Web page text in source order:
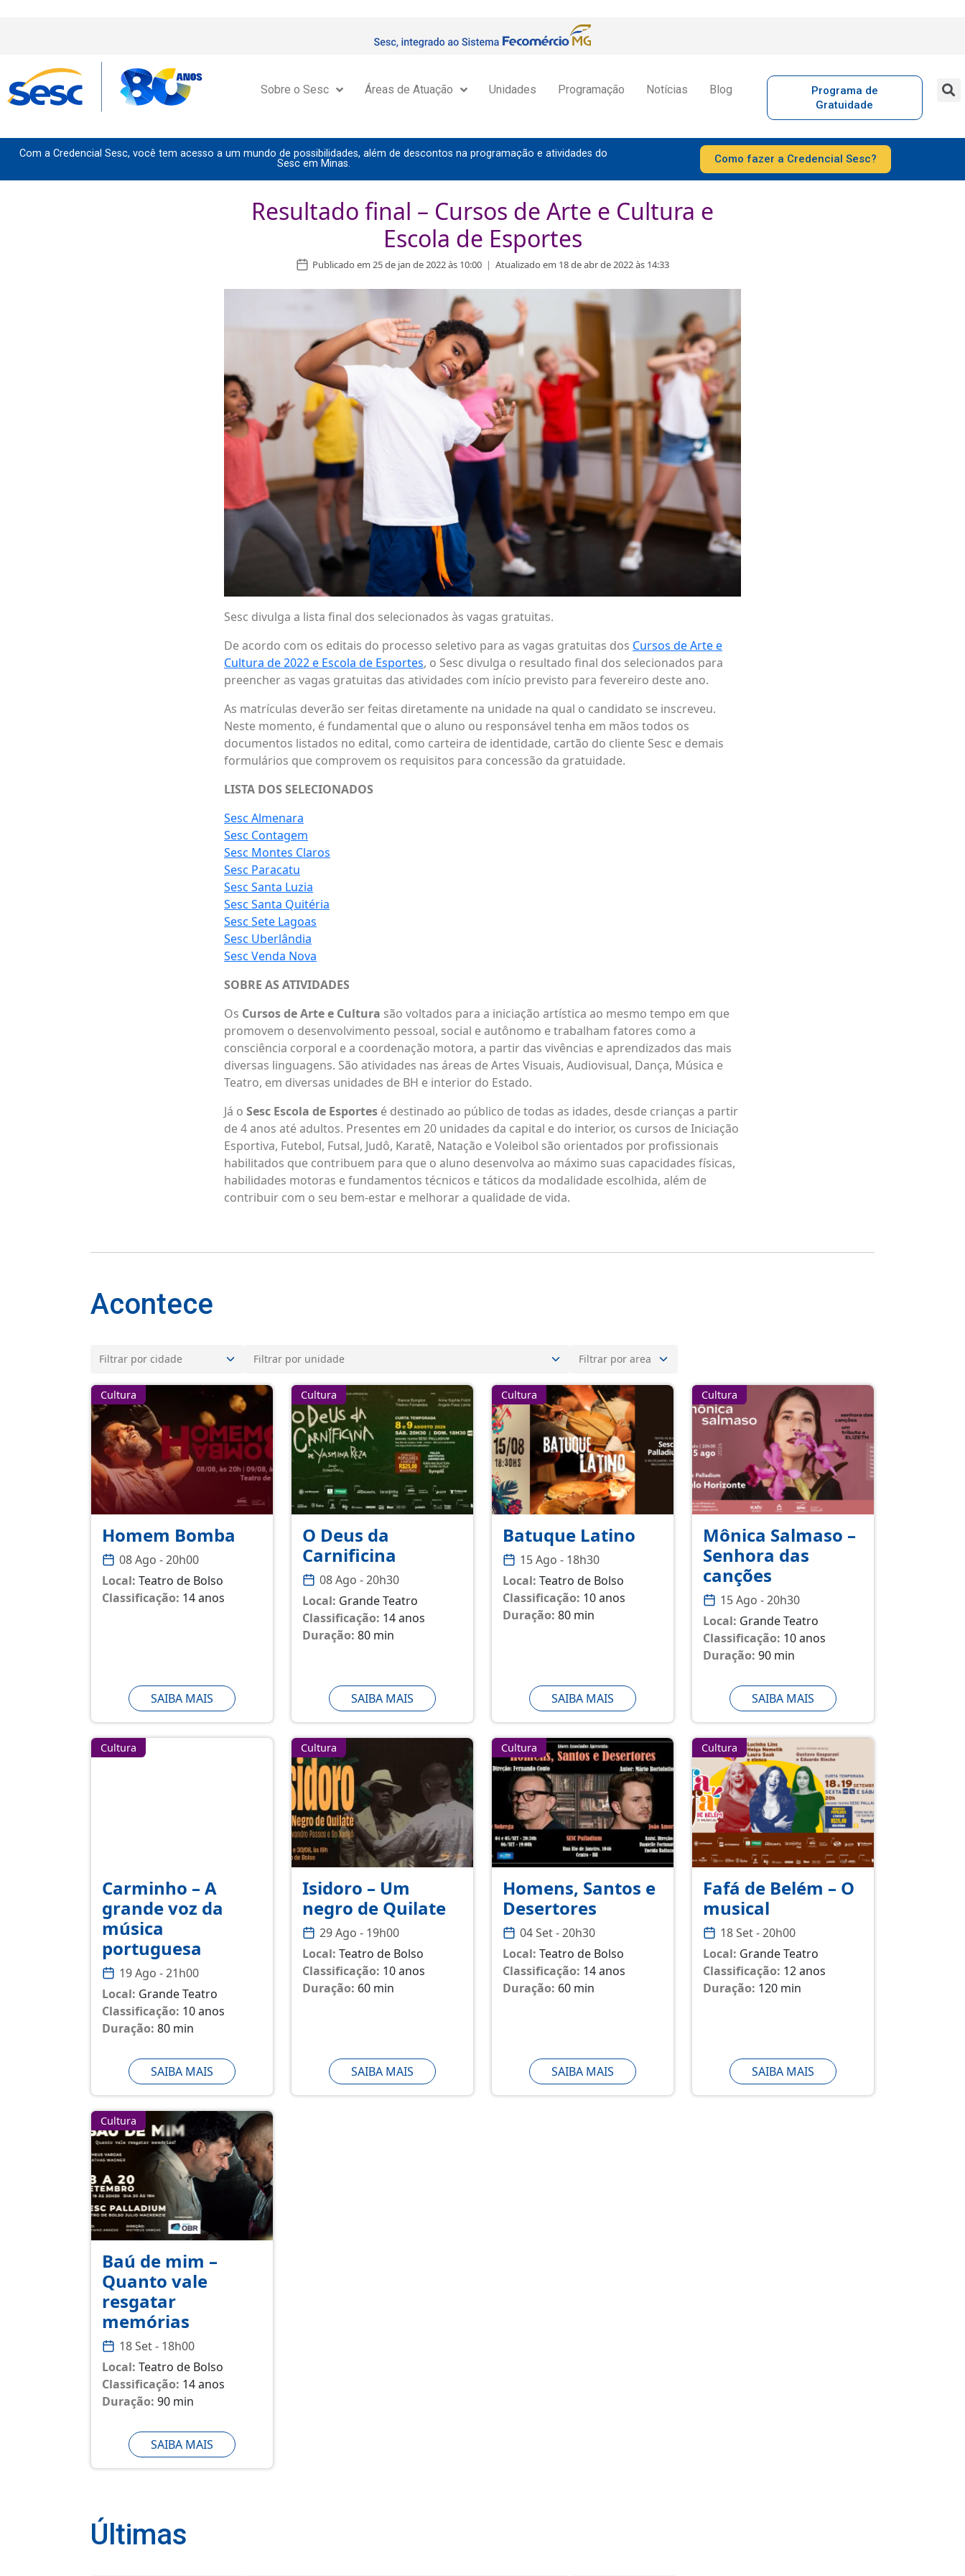
Sobre o Sesc Áreas de Atuação Unidades Programação Notícias Blog
Programa de
Gratuidade
Com a Credencial Sesc, você tem acesso a um mundo de possibilidades, além de descontos na programação e atividades do
Sesc em Minas.
Como fazer a Credencial Sesc?
Resultado final – Cursos de Arte e Cultura e
Escola de Esportes
Publicado em 25 de jan de 2022 às 10:00 | Atualizado em 18 de abr de 2022 às 14:33
Sesc divulga a lista final dos selecionados às vagas gratuitas.
De acordo com os editais do processo seletivo para as vagas gratuitas dos Cursos de Arte e
Cultura de 2022 e Escola de Esportes, o Sesc divulga o resultado final dos selecionados para
preencher as vagas gratuitas das atividades com início previsto para fevereiro deste ano.
As matrículas deverão ser feitas diretamente na unidade na qual o candidato se inscreveu.
Neste momento, é fundamental que o aluno ou responsável tenha em mãos todos os
documentos listados no edital, como carteira de identidade, cartão do cliente Sesc e demais
formulários que comprovem os requisitos para concessão da gratuidade.
LISTA DOS SELECIONADOS
Sesc Almenara
Sesc Contagem
Sesc Montes Claros
Sesc Paracatu
Sesc Santa Luzia
Sesc Santa Quitéria
Sesc Sete Lagoas
Sesc Uberlândia
Sesc Venda Nova
SOBRE AS ATIVIDADES
Os Cursos de Arte e Cultura são voltados para a iniciação artística ao mesmo tempo em que
promovem o desenvolvimento pessoal, social e autônomo e trabalham fatores como a
consciência corporal e a coordenação motora, a partir das vivências e aprendizados das mais
diversas linguagens. São atividades nas áreas de Artes Visuais, Audiovisual, Dança, Música e
Teatro, em diversas unidades de BH e interior do Estado.
Já o Sesc Escola de Esportes é destinado ao público de todas as idades, desde crianças a partir
de 4 anos até adultos. Presentes em 20 unidades da capital e do interior, os cursos de Iniciação
Esportiva, Futebol, Futsal, Judô, Karatê, Natação e Voleibol são orientados por profissionais
habilitados que contribuem para que o aluno desenvolva ao máximo suas capacidades físicas,
habilidades motoras e fundamentos técnicos e táticos da modalidade escolhida, além de
contribuir com o seu bem-estar e melhorar a qualidade de vida.
Acontece
Cultura
Homem Bomba
08 Ago - 20h00
Local: Teatro de Bolso
Classificação: 14 anos
SAIBA MAIS
Cultura
O Deus da
Carnificina
08 Ago - 20h30
Local: Grande Teatro
Classificação: 14 anos
Duração: 80 min
SAIBA MAIS
Cultura
Batuque Latino
15 Ago - 18h30
Local: Teatro de Bolso
Classificação: 10 anos
Duração: 80 min
SAIBA MAIS
Cultura
Mônica Salmaso –
Senhora das
canções
15 Ago - 20h30
Local: Grande Teatro
Classificação: 10 anos
Duração: 90 min
SAIBA MAIS
Cultura
Carminho – A
grande voz da
música
portuguesa
19 Ago - 21h00
Local: Grande Teatro
Classificação: 10 anos
Duração: 80 min
SAIBA MAIS
Cultura
Isidoro – Um
negro de Quilate
29 Ago - 19h00
Local: Teatro de Bolso
Classificação: 10 anos
Duração: 60 min
SAIBA MAIS
Cultura
Homens, Santos e
Desertores
04 Set - 20h30
Local: Teatro de Bolso
Classificação: 14 anos
Duração: 60 min
SAIBA MAIS
Cultura
Fafá de Belém – O
musical
18 Set - 20h00
Local: Grande Teatro
Classificação: 12 anos
Duração: 120 min
SAIBA MAIS
Cultura
Baú de mim –
Quanto vale
resgatar
memórias
18 Set - 18h00
Local: Teatro de Bolso
Classificação: 14 anos
Duração: 90 min
SAIBA MAIS
Últimas